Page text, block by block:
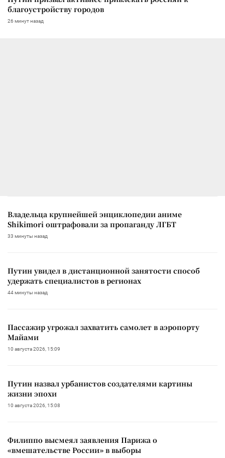
благоустройству городов
26 минут назад
Владельца крупнейшей энциклопедии аниме
Shikimori оштрафовали за пропаганду ЛГБТ
33 минуты назад
Путин увидел в дистанционной занятости способ
удержать специалистов в регионах
44 минуты назад
Пассажир угрожал захватить самолет в аэропорту
Майами
10 августа 2026, 15:09
Путин назвал урбанистов создателями картины
жизни эпохи
10 августа 2026, 15:08
Филиппо высмеял заявления Парижа о
«вмешательстве России» в выборы